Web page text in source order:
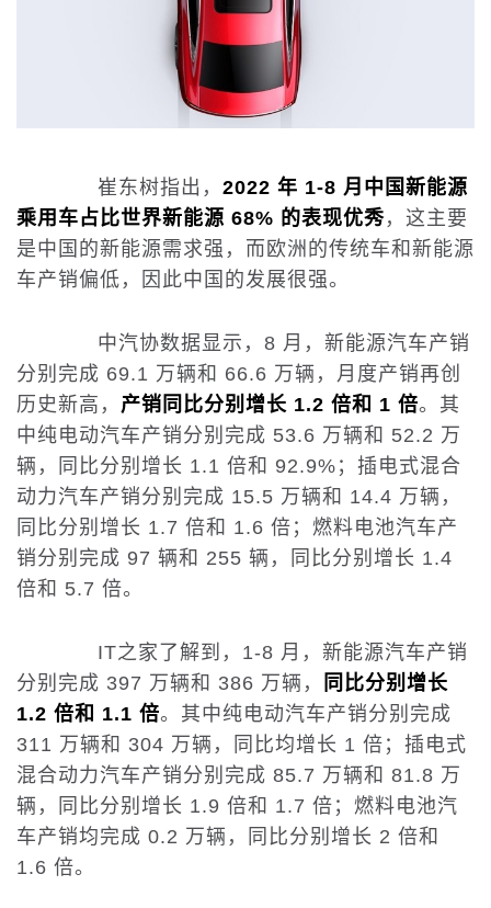
崔东树指出， 2022 年 1-8 月中国新能源
乘用车占比世界新能源 68% 的表现优秀 ，这主要
是中国的新能源需求强，而欧洲的传统车和新能源
车产销偏低，因此中国的发展很强。
中汽协数据显示，8 月，新能源汽车产销
分别完成 69.1 万辆和 66.6 万辆，月度产销再创
历史新高， 产销同比分别增长 1.2 倍和 1 倍。其
中纯电动汽车产销分别完成 53.6 万辆和 52.2 万
辆，同比分别增长 1.1 倍和 92.9%；插电式混合
动力汽车产销分别完成 15.5 万辆和 14.4 万辆，
同比分别增长 1.7 倍和 1.6 倍；燃料电池汽车产
销分别完成 97 辆和 255 辆，同比分别增长 1.4
倍和 5.7 倍。
IT之家了解到，1-8 月，新能源汽车产销
分别完成 397 万辆和 386 万辆，
同比分别增长
1.2 倍和 1.1 倍。其中纯电动汽车产销分别完成
311 万辆和 304 万辆，同比均增长 1 倍；插电式
混合动力汽车产销分别完成 85.7 万辆和 81.8 万
辆，同比分别增长 1.9 倍和 1.7 倍；燃料电池汽
车产销均完成 0.2 万辆，同比分别增长 2 倍和
1.6 倍。